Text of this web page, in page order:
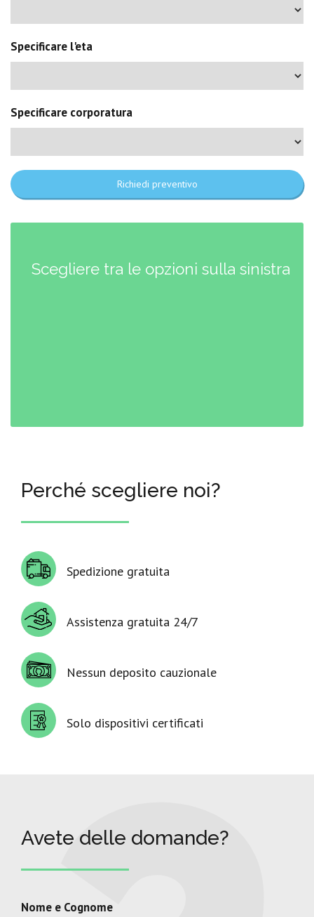
Specificare l'eta
Specificare corporatura
Richiedi preventivo
Scegliere tra le opzioni sulla sinistra
Perché scegliere noi?
Spedizione gratuita
Assistenza gratuita 24/7
Nessun deposito cauzionale
Solo dispositivi certificati
Avete delle domande?
Nome e Cognome